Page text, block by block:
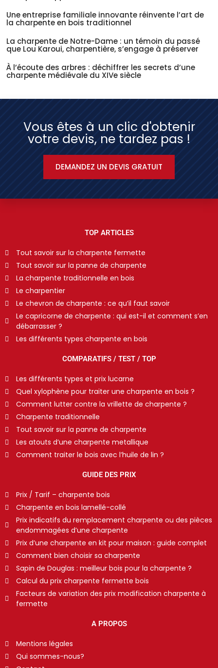
Une entreprise familiale innovante réinvente l’art de
la charpente en bois traditionnel
La charpente de Notre-Dame : un témoin du passé
que Lou Karoui, charpentière, s’engage à préserver
À l’écoute des arbres : déchiffrer les secrets d’une
charpente médiévale du XIVe siècle
Vous êtes à un clic d'obtenir
votre devis, ne tardez pas !
DEMANDEZ UN DEVIS GRATUIT
TOP ARTICLES
Tout savoir sur la charpente fermette
Tout savoir sur la panne de charpente
La charpente traditionnelle en bois
Le charpentier
Le chevron de charpente : ce qu’il faut savoir
Le capricorne de charpente : qui est-il et comment s’en
débarrasser ?
Les différents types charpente en bois
COMPARATIFS / TEST / TOP
Les différents types et prix lucarne
Quel xylophène pour traiter une charpente en bois ?
Comment lutter contre la vrillette de charpente ?
Charpente traditionnelle
Tout savoir sur la panne de charpente
Les atouts d’une charpente metallique
Comment traiter le bois avec l’huile de lin ?
GUIDE DES PRIX
Prix / Tarif – charpente bois
Charpente en bois lamellé-collé
Prix indicatifs du remplacement charpente ou des pièces
endommagées d’une charpente
Prix d’une charpente en kit pour maison : guide complet
Comment bien choisir sa charpente
Sapin de Douglas : meilleur bois pour la charpente ?
Calcul du prix charpente fermette bois
Facteurs de variation des prix modification charpente à
fermette
A PROPOS
Mentions légales
Qui sommes-nous?